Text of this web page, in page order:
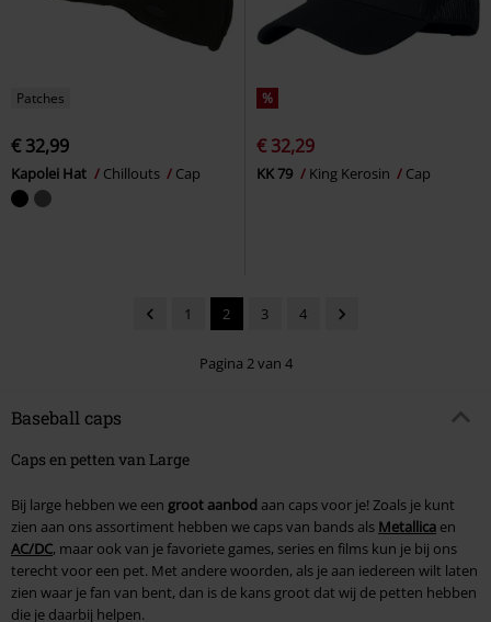
Patches
€ 32,99
Kapolei Hat Chillouts Cap
%
€ 32,29
KK 79 King Kerosin Cap
1 2 3 4
Pagina 2 van 4
Baseball caps
Caps en petten van Large
Bij large hebben we een groot aanbod aan caps voor je! Zoals je kunt
zien aan ons assortiment hebben we caps van bands als Metallica en
AC/DC, maar ook van je favoriete games, series en films kun je bij ons
terecht voor een pet. Met andere woorden, als je aan iedereen wilt laten
zien waar je fan van bent, dan is de kans groot dat wij de petten hebben
die je daarbij helpen.